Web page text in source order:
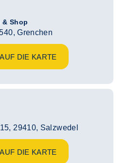
& Shop
Grenchen
DIE KARTE
29410, Salzwedel
DIE KARTE